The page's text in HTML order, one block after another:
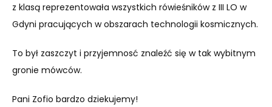
z klasą reprezentowała wszystkich rówieśników z III LO w
Gdyni pracujących w obszarach technologii kosmicznych.
To był zaszczyt i przyjemnosć znaleźć się w tak wybitnym
gronie mówców.
Pani Zofio bardzo dziekujemy!